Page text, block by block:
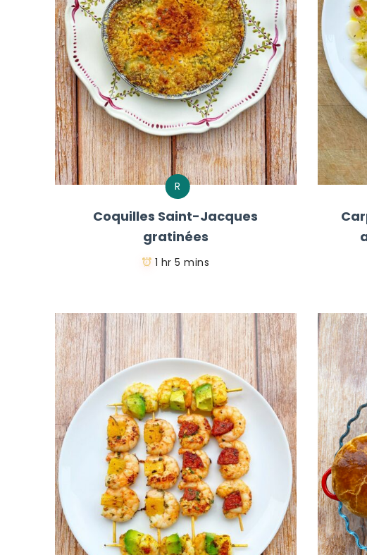
R
Coquilles Saint-Jacques
gratinées
1 hr 5 mins